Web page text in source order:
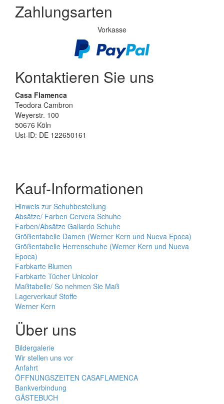
Zahlungsarten
Vorkasse
Kontaktieren Sie uns
Casa Flamenca
Teodora Cambron
Weyerstr. 100
50676 Köln
Ust-ID: DE 122650161
Kauf-Informationen
Hinweis zur Schuhbestellung
Absätze/ Farben Cervera Schuhe
Farben/Absätze Gallardo Schuhe
Größentabelle Damen (Werner Kern und Nueva Epoca)
Größentabelle Herrenschuhe (Werner Kern und Nueva
Epoca)
Farbkarte Blumen
Farbkarte Tücher Unicolor
Maßtabelle/ So nehmen Sie Maß
Lagerverkauf Stoffe
Werner Kern
Über uns
Bildergalerie
Wir stellen uns vor
Anfahrt
ÖFFNUNGSZEITEN CASAFLAMENCA
Bankverbindung
GÄSTEBUCH